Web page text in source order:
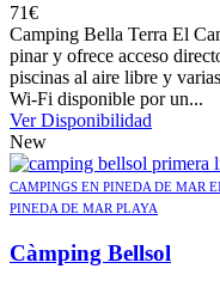
71€
Camping Bella Terra El
pinar y ofrece acceso
piscinas al aire libre y
Wi-Fi disponible por un...
Ver Disponibilidad
New
CAMPINGS EN PINEDA DE MAR
PINEDA DE MAR PLAYA
Càmping Bellsol